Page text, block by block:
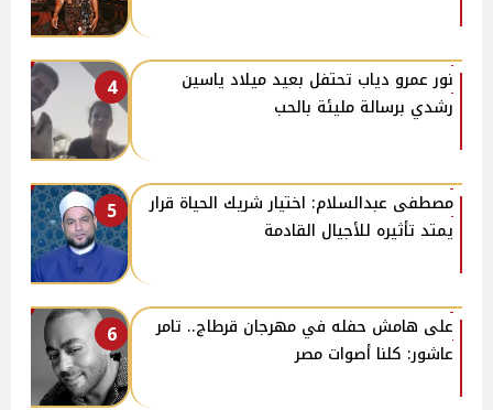
4
نور عمرو دياب تحتفل بعيد ميلاد ياسين
رشدي برسالة مليئة بالحب
5
مصطفى عبدالسلام: اختيار شريك الحياة قرار
يمتد تأثيره للأجيال القادمة
6
على هامش حفله في مهرجان قرطاج.. تامر
عاشور: كلنا أصوات مصر